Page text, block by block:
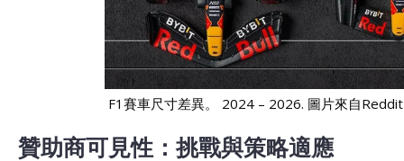
F1賽車尺寸差異。 2024 – 2026. 圖片來自
贊助商可見性：挑戰與策略適應